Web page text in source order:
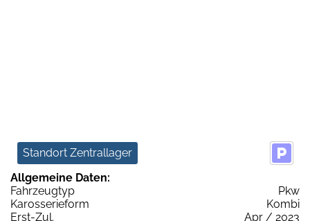
Standort Zentrallager
Allgemeine Daten:
Fahrzeugtyp
Pkw
Karosserieform
Kombi
Erst-Zul.
Apr / 2023